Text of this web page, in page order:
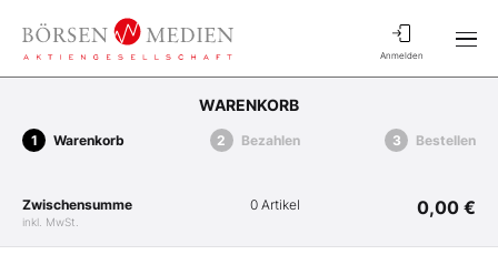
Anmelden
WARENKORB
Warenkorb Bezahlen Bestellen
Zwischensumme
inkl. MwSt.
0 Artikel 0,00 €